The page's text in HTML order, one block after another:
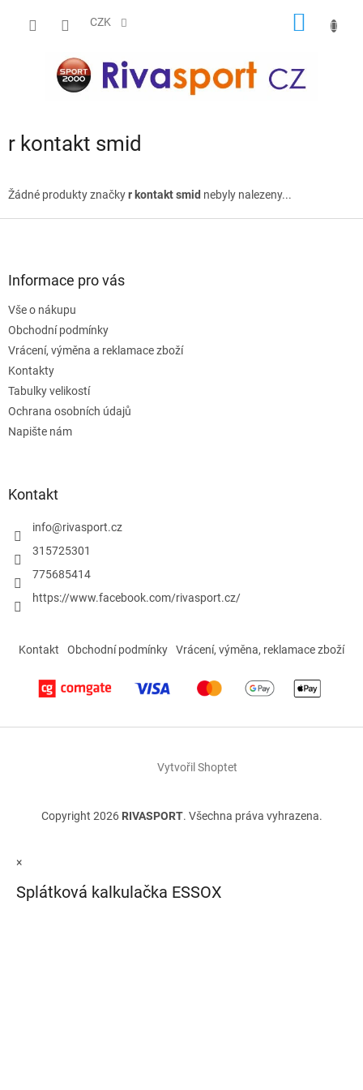
CZK
r kontakt smid
Žádné produkty značkyr kontakt smid nebyly nalezeny...
Informace pro vás
Vše o nákupu
Obchodní podmínky
Vrácení, výměna a reklamace zboží
Kontakty
Tabulky velikostí
Ochrana osobních údajů
Napište nám
Kontakt
info@rivasport.cz
315725301
775685414
https://www.facebook.com/rivasport.cz/
Kontakt Obchodní podmínky Vrácení, výměna, reklamace zboží
Vytvořil Shoptet
Copyright 2026 RIVASPORT. Všechna práva vyhrazena.
×
Splátková kalkulačka ESSOX